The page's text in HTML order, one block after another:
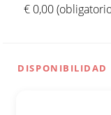
€ 0,00
DISPONIBILIDAD